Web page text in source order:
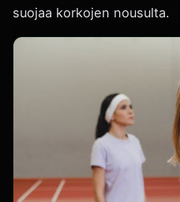
suojaa korkojen nousulta.